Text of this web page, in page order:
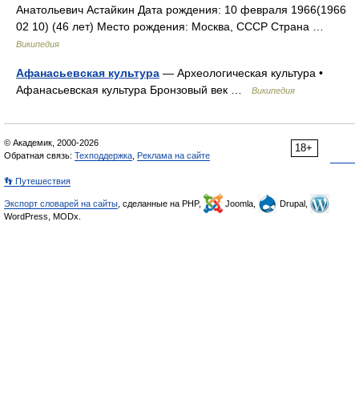
Анатольевич Астайкин Дата рождения: 10 февраля 1966(1966
02 10) (46 лет) Место рождения: Москва, СССР Страна …
Википедия
Афанасьевская культура — Археологическая культура •
Афанасьевская культура Бронзовый век …
Википедия
18+
© Академик, 2000-2026
Обратная связь: Техподдержка Реклама на сайте
👣 Путешествия
Экспорт словарей на сайты , сделанные на PHP, Joomla,
Drupal,
WordPress, MODx.